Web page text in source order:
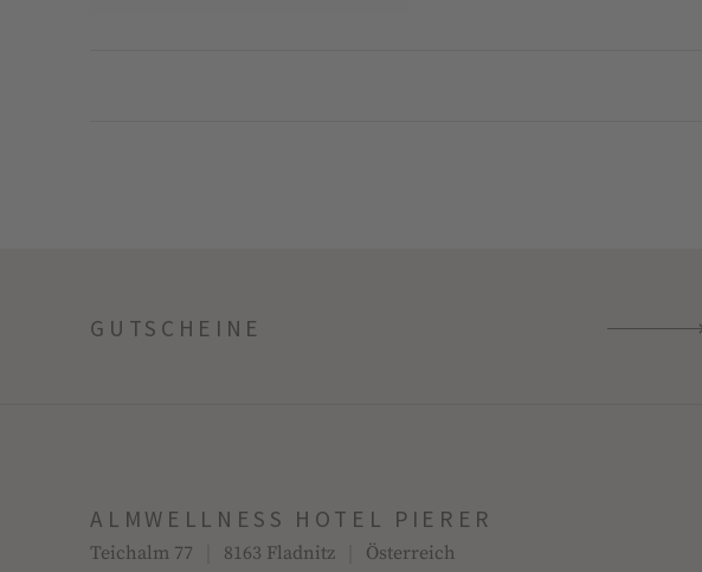
GUTSCHEINE
ALMWELLNESS HOTEL PIERER
Teichalm 77 8163 Fladnitz
Österreich